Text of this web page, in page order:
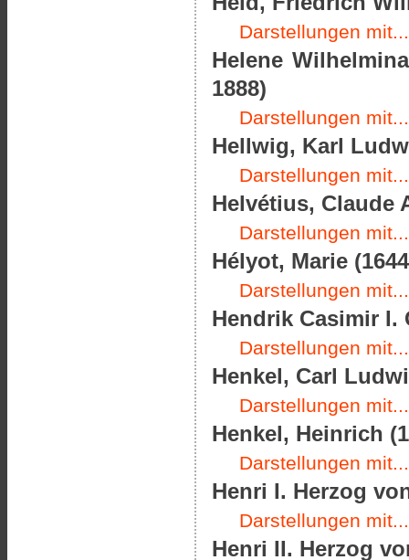
Darstellungen mit...
Helene
1888)
Darstellungen mit...
Hellwig, Karl
Darstellungen mit...
Helvétius, Claude
Darstellungen mit...
Hélyot, Marie
Darstellungen mit...
Hendrik Casimir I.
Darstellungen mit...
Henkel, Carl
Darstellungen mit...
Henkel, Heinrich
Darstellungen mit...
Henri I. Herzog
Darstellungen mit...
Henri II. Herzog